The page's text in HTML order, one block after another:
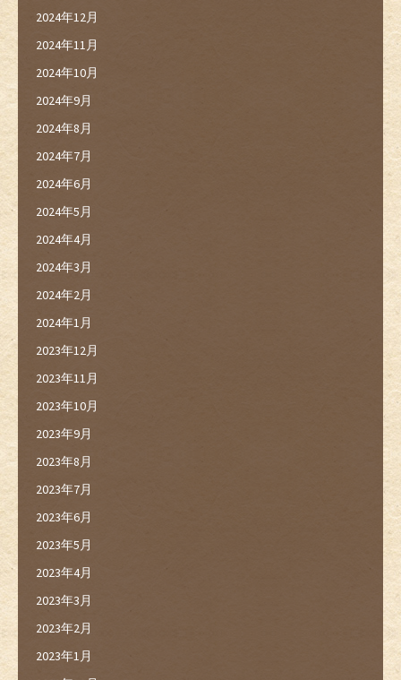
2024年12月
2024年11月
2024年10月
2024年9月
2024年8月
2024年7月
2024年6月
2024年5月
2024年4月
2024年3月
2024年2月
2024年1月
2023年12月
2023年11月
2023年10月
2023年9月
2023年8月
2023年7月
2023年6月
2023年5月
2023年4月
2023年3月
2023年2月
2023年1月